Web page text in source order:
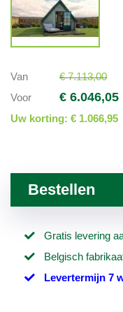
Van
€ 7.113,00
Voor
€ 6.046,05
Uw korting: € 1.066,95
Bestellen
Gratis levering
Belgisch
Levertermijn 7